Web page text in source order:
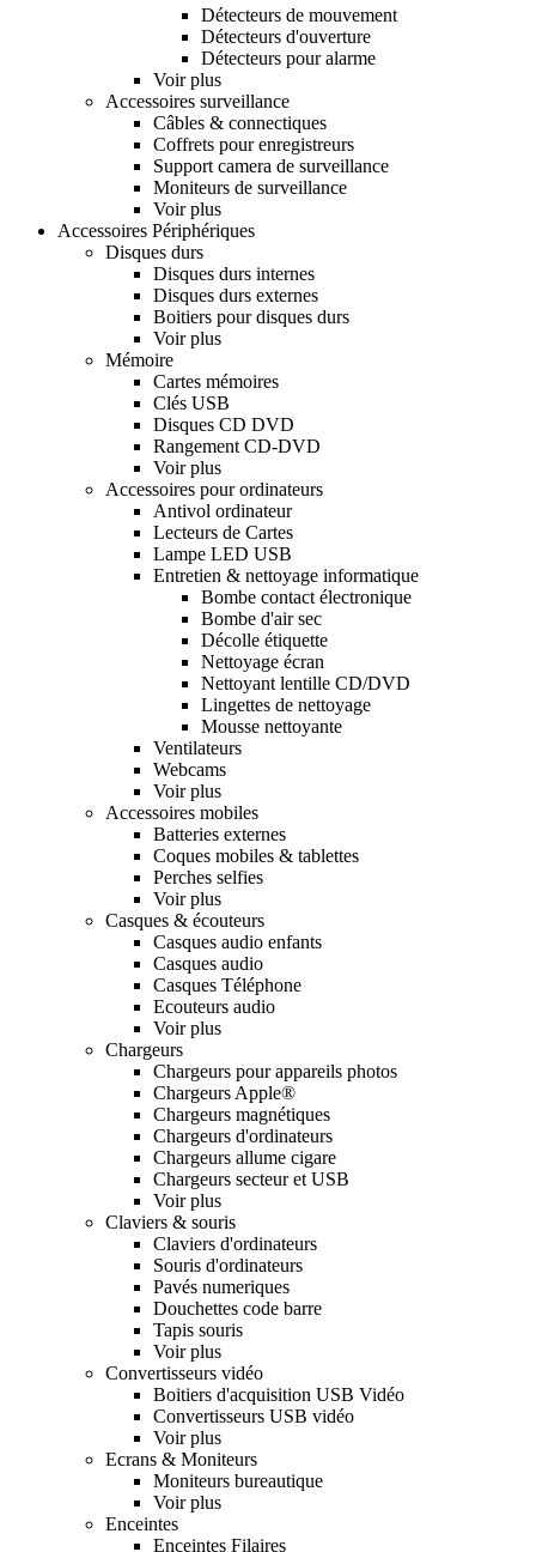
Détecteurs de mouvement
Détecteurs d'ouverture
Détecteurs pour alarme
Voir plus
Accessoires surveillance
Câbles & connectiques
Coffrets pour enregistreurs
Support camera de surveillance
Moniteurs de surveillance
Voir plus
Accessoires Périphériques
Disques durs
Disques durs internes
Disques durs externes
Boitiers pour disques durs
Voir plus
Mémoire
Cartes mémoires
Clés USB
Disques CD DVD
Rangement CD-DVD
Voir plus
Accessoires pour ordinateurs
Antivol ordinateur
Lecteurs de Cartes
Lampe LED USB
Entretien & nettoyage informatique
Bombe contact électronique
Bombe d'air sec
Décolle étiquette
Nettoyage écran
Nettoyant lentille CD/DVD
Lingettes de nettoyage
Mousse nettoyante
Ventilateurs
Webcams
Voir plus
Accessoires mobiles
Batteries externes
Coques mobiles & tablettes
Perches selfies
Voir plus
Casques & écouteurs
Casques audio enfants
Casques audio
Casques Téléphone
Ecouteurs audio
Voir plus
Chargeurs
Chargeurs pour appareils photos
Chargeurs Apple®
Chargeurs magnétiques
Chargeurs d'ordinateurs
Chargeurs allume cigare
Chargeurs secteur et USB
Voir plus
Claviers & souris
Claviers d'ordinateurs
Souris d'ordinateurs
Pavés numeriques
Douchettes code barre
Tapis souris
Voir plus
Convertisseurs vidéo
Boitiers d'acquisition USB Vidéo
Convertisseurs USB vidéo
Voir plus
Ecrans & Moniteurs
Moniteurs bureautique
Voir plus
Enceintes
Enceintes Filaires